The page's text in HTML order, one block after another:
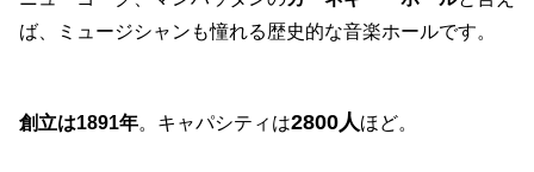
ば、ミュージシャンも憧れる歴史的な音楽ホールです。
創立は1891年。キャパシティは2800人ほど。